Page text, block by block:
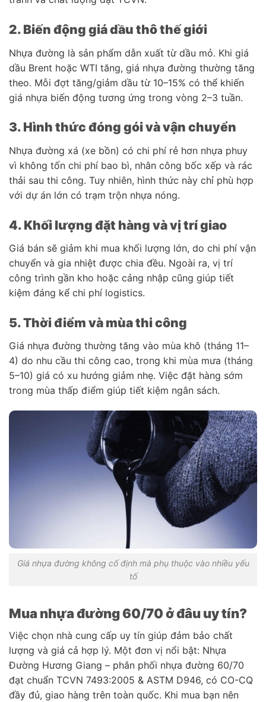
2. Biến động giá dầu thô thế giới
Nhựa đường là sản phẩm dẫn xuất từ dầu mỏ. Khi giá
dầu Brent hoặc WTI tăng, giá nhựa đường thường tăng
theo. Mỗi đợt tăng/giảm dầu từ 10–15% có thể khiến
giá nhựa biến động tương ứng trong vòng 2–3 tuần.
3. Hình thức đóng gói và vận chuyển
Nhựa đường xá (xe bồn) có chi phí rẻ hơn nhựa phuy
vì không tốn chi phí bao bì, nhân công bốc xếp và rác
thải sau thi công. Tuy nhiên, hình thức này chỉ phù hợp
với dự án lớn có trạm trộn nhựa nóng.
4. Khối lượng đặt hàng và vị trí giao
Giá bán sẽ giảm khi mua khối lượng lớn, do chi phí vận
chuyển và gia nhiệt được chia đều. Ngoài ra, vị trí
công trình gần kho hoặc cảng nhập cũng giúp tiết
kiệm đáng kể chi phí logistics.
5. Thời điểm và mùa thi công
Giá nhựa đường thường tăng vào mùa khô (tháng 11–
4) do nhu cầu thi công cao, trong khi mùa mưa (tháng
5–10) giá có xu hướng giảm nhẹ. Việc đặt hàng sớm
trong mùa thấp điểm giúp tiết kiệm ngân sách.
Giá nhựa đường không cố định mà phụ thuộc vào nhiều yếu
tố
Mua nhựa đường 60/70 ở đâu uy tín?
Việc chọn nhà cung cấp uy tín giúp đảm bảo chất
lượng và giá cả hợp lý. Một đơn vị nổi bật: Nhựa
Đường Hương Giang – phân phối nhựa đường 60/70
đạt chuẩn TCVN 7493:2005 & ASTM D946, có CO-CQ
đầy đủ, giao hàng trên toàn quốc. Khi mua bạn nên